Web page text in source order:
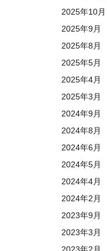
2025年10月
2025年9月
2025年8月
2025年5月
2025年4月
2025年3月
2024年9月
2024年8月
2024年6月
2024年5月
2024年4月
2024年2月
2023年9月
2023年3月